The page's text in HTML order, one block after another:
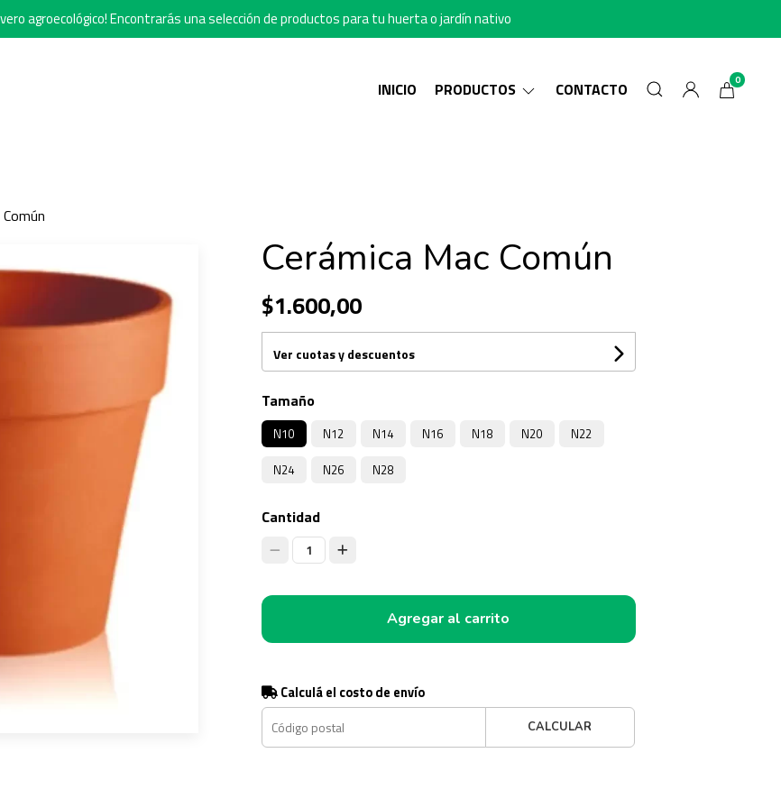
agroecológico! Encontrarás una selección de productos para tu huerta o jardín nativo
INICIO PRODUCTOS CONTACTO 0
Cerámica Mac Común
$1.600,00
Ver cuotas y descuentos
Tamaño
N10 N12 N14 N16 N18 N20
N22
N24
N26 N28
Cantidad
1
Agregar al carrito
Calculá el costo de envío
CALCULAR